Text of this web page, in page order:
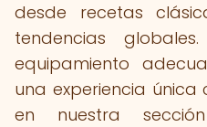
desde recetas
tendencias
equipamiento
una experiencia
en nuestra